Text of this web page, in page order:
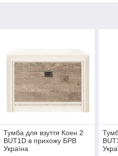
Тумба для взуття Коен 2
BUT1D в прихожу БРВ
Україна